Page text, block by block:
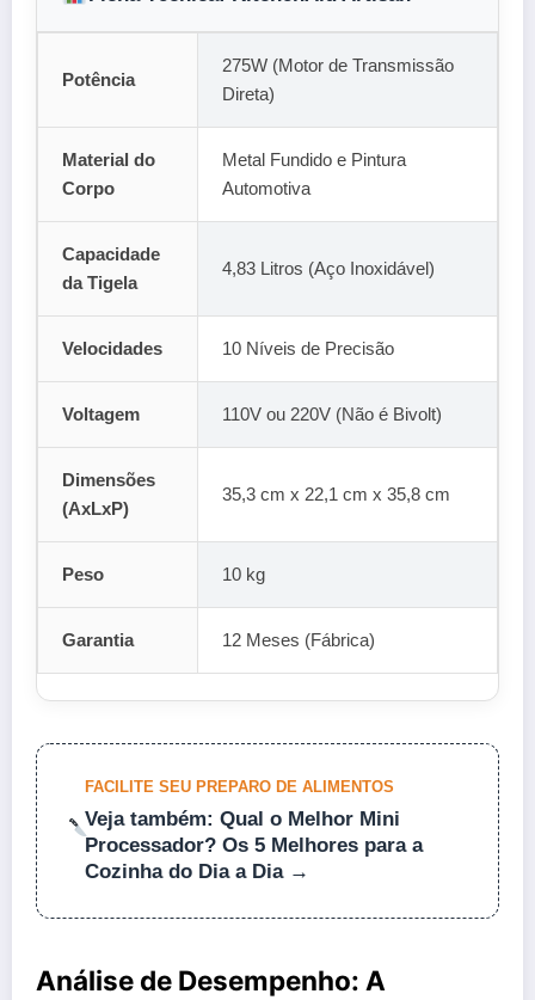
Potência
275W (Motor de Transmissão
Direta)
Material do
Corpo
Metal Fundido e Pintura
Automotiva
Capacidade
da Tigela
4,83 Litros (Aço Inoxidável)
Velocidades 10 Níveis de Precisão
Voltagem 110V ou 220V (Não é Bivolt)
Dimensões
(AxLxP)
35,3 cm x 22,1 cm x 35,8 cm
Peso 10 kg
Garantia 12 Meses (Fábrica)
FACILITE SEU PREPARO DE ALIMENTOS
Veja também: Qual o Melhor Mini
Processador? Os 5 Melhores para a
Cozinha do Dia a Dia →
Análise de Desempenho: A